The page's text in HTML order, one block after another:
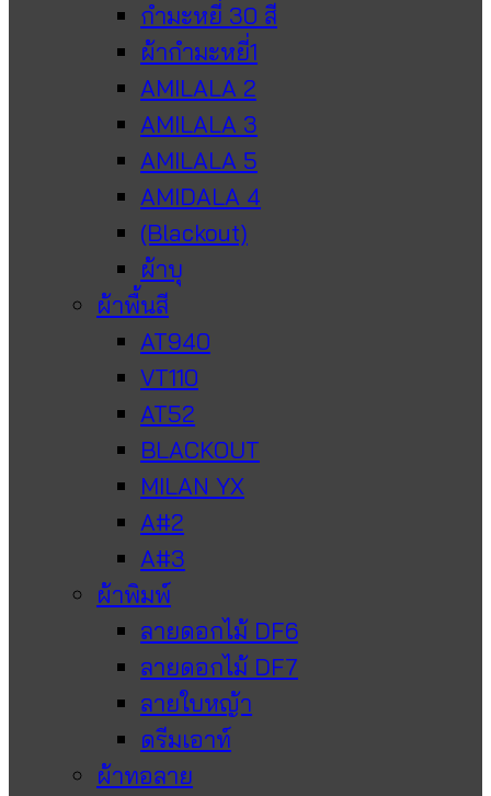
กำมะหยี่ 30 สี
ผ้ากำมะหยี่1
AMILALA 2
AMILALA 3
AMILALA 5
AMIDALA 4
(Blackout)
ผ้าบุ
ผ้าพื้นสี
AT940
VT110
AT52
BLACKOUT
MILAN YX
A#2
A#3
ผ้าพิมพ์
ลายดอกไม้ DF6
ลายดอกไม้ DF7
ลายใบหญ้า
ดรีมเอาท์
ผ้าทอลาย